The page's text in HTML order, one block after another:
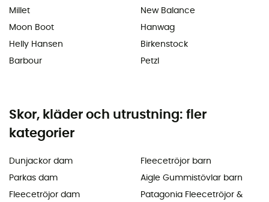
Millet
Moon Boot
Helly Hansen
Barbour
New Balance
Hanwag
Birkenstock
Petzl
Skor, kläder och utrustning: fler
kategorier
Dunjackor dam
Parkas dam
Fleecetröjor dam
Fleecetröjor barn
Aigle Gummistövlar barn
Patagonia Fleecetröjor &